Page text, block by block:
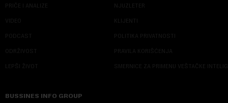
PRIČE I ANALIZE
VIDEO
PODCAST
ODRŽIVOST
LEPŠI ŽIVOT
NJUZLETER
KLIJENTI
POLITIKA PRIVATNOSTI
PRAVILA KORIŠĆENJA
SMERNICE ZA PRIMENU VEŠTAČKE
BUSSINES INFO GROUP